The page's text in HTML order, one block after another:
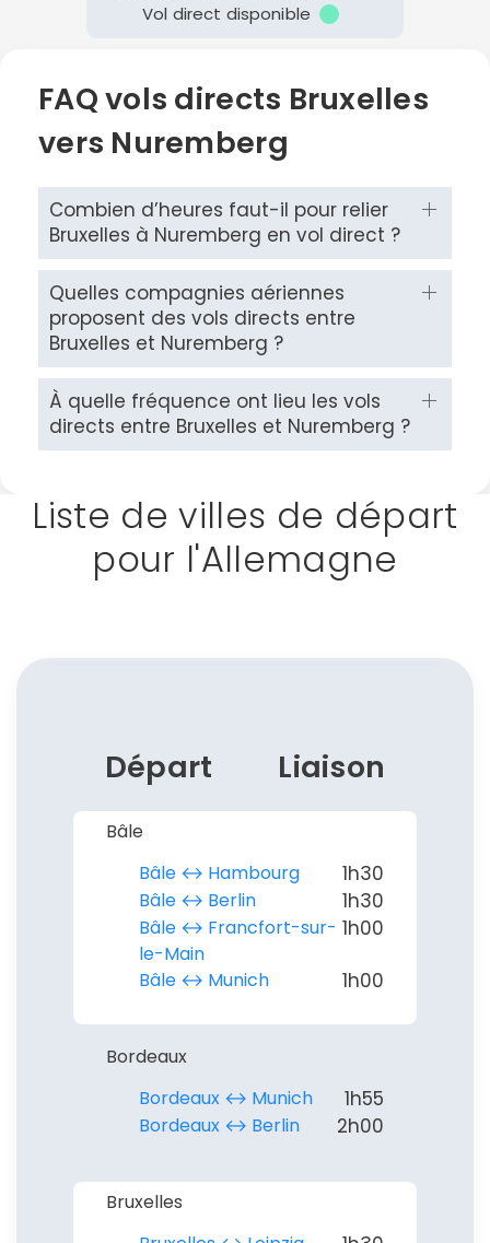
Vol direct disponible
FAQ vols directs Bruxelles
vers Nuremberg
Combien d’heures faut-il pour relier
Bruxelles à Nuremberg en vol direct ?
Quelles compagnies aériennes
proposent des vols directs entre
Bruxelles et Nuremberg ?
À quelle fréquence ont lieu les vols
directs entre Bruxelles et Nuremberg ?
Liste de villes de départ
pour l'Allemagne
Départ Liaison
Bâle
Bâle ↔︎ Hambourg
1h30
Bâle ↔︎ Berlin 1h30
Bâle ↔︎ Francfort-sur-
le-Main
1h00
Bâle ↔︎ Munich 1h00
Bordeaux
Bordeaux ↔︎ Munich
1h55
Bordeaux ↔︎ Berlin 2h00
Bruxelles